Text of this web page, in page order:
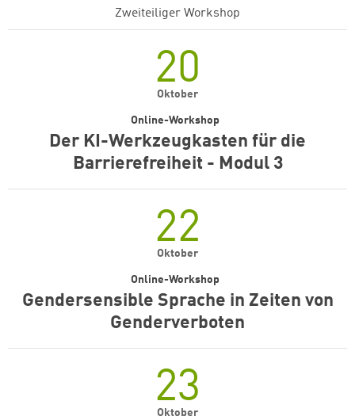
Zweiteiliger Workshop
20
Oktober
Der KI-Werkzeugkasten für die
Barrierefreiheit - Modul 3
Online-Workshop
22
Oktober
Gendersensible Sprache in Zeiten von
Genderverboten
Online-Workshop
23
Oktober